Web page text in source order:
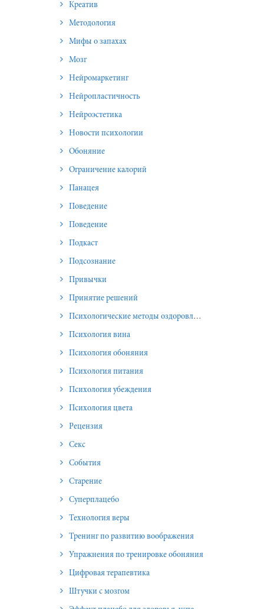
Креатив
Методология
Мифы о запахах
Мозг
Нейромаркетинг
Нейропластичность
Нейроэстетика
Новости психологии
Обоняние
Ограничение калорий
Панацея
Поведение
Поведение
Подкаст
Подсознание
Привычки
Принятие решений
Психологические методы оздоровления и омоложения
Психология вина
Психология обоняния
Психология питания
Психология убеждения
Психология цвета
Рецензия
Секс
События
Старение
Суперплацебо
Технология веры
Тренинг по развитию воображения
Упражнения по тренировке обоняния
Цифровая терапевтика
Штучки с мозгом